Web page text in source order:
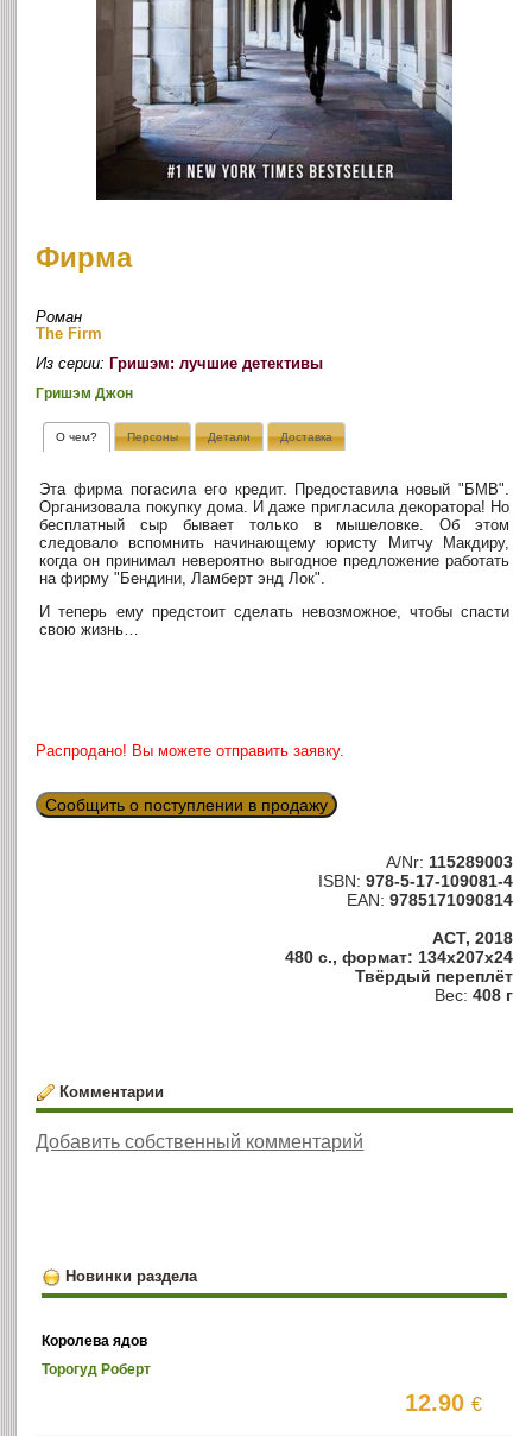
Фирма
Роман
The Firm
Из серии: Гришэм: лучшие детективы
Гришэм Джон
О чем? Персоны Детали Доставка
Эта фирма погасила его кредит. Предоставила новый "БМВ".
Организовала покупку дома. И даже пригласила декоратора! Но
бесплатный сыр бывает только в мышеловке. Об этом
следовало вспомнить начинающему юристу Митчу Макдиру,
когда он принимал невероятно выгодное предложение работать
на фирму "Бендини, Ламберт энд Лок".
И теперь ему предстоит сделать невозможное, чтобы спасти
свою жизнь…
Распродано! Вы можете отправить заявку.
Сообщить о поступлении в продажу
A/Nr: 115289003
ISBN: 978-5-17-109081-4
EAN: 9785171090814
АСТ, 2018
480 с., формат: 134x207x24
Твёрдый переплёт
Вес: 408 г
Комментарии
Добавить собственный комментарий
Новинки раздела
Королева ядов
Торогуд Роберт
12.90€